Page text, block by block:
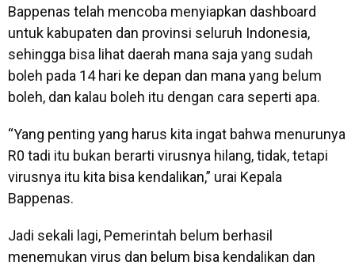
Bappenas telah mencoba menyiapkan dashboard
untuk kabupaten dan provinsi seluruh Indonesia,
sehingga bisa lihat daerah mana saja yang sudah
boleh pada 14 hari ke depan dan mana yang belum
boleh, dan kalau boleh itu dengan cara seperti apa.
“Yang penting yang harus kita ingat bahwa menurunya
R0 tadi itu bukan berarti virusnya hilang, tidak, tetapi
virusnya itu kita bisa kendalikan,” urai Kepala
Bappenas.
Jadi sekali lagi, Pemerintah belum berhasil
menemukan virus dan belum bisa kendalikan dan